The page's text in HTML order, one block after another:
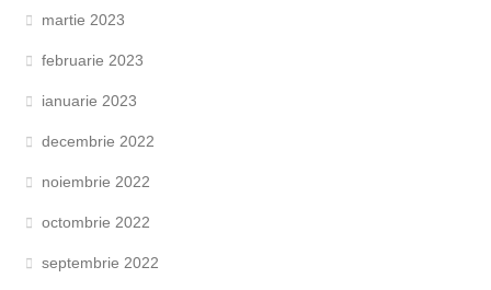
martie 2023
februarie 2023
ianuarie 2023
decembrie 2022
noiembrie 2022
octombrie 2022
septembrie 2022